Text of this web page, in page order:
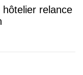
relance